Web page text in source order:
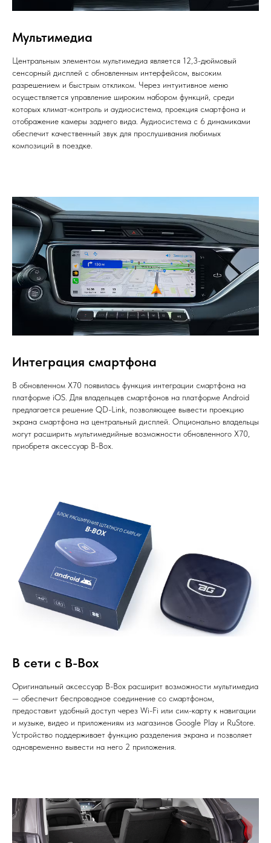
Мультимедиа
Центральным элементом мультимедиа является 12,3-дюймовый
сенсорный дисплей с обновленным интерфейсом, высоким
разрешением и быстрым откликом. Через интуитивное меню
осуществляется управление широким набором функций, среди
которых климат-контроль и аудиосистема, проекция смартфона и
отображение камеры заднего вида. Аудиосистема с 6 динамиками
обеспечит качественный звук для прослушивания любимых
композиций в поездке.
Интеграция смартфона
В обновленном X70 появилась функция интеграции смартфона на
платформе iOS. Для владельцев смартфонов на платформе Android
предлагается решение QD-Link, позволяющее вывести проекцию
экрана смартфона на центральный дисплей. Опционально владельцы
могут расширить мультимедийные возможности обновленного X70,
приобретя аксессуар B-Box.
В сети с B-Box
Оригинальный аксессуар B-Box расширит возможности мультимедиа
— обеспечит беспроводное соединение со смартфоном,
предоставит удобный доступ через Wi-Fi или сим-карту к навигации
и музыке, видео и приложениям из магазинов Google Play и RuStore.
Устройство поддерживает функцию разделения экрана и позволяет
одновременно вывести на него 2 приложения.